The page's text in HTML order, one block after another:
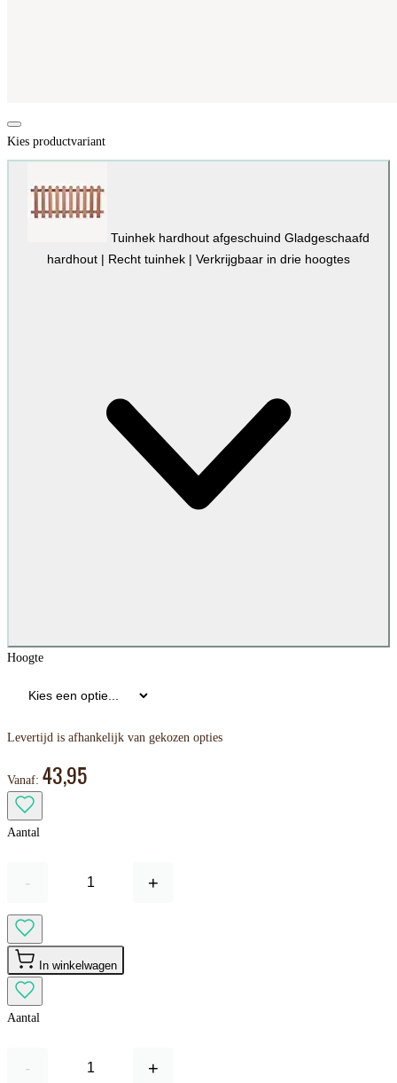
Kies productvariant
Tuinhek hardhout afgeschuind Gladgeschaafd
hardhout | Recht tuinhek | Verkrijgbaar in drie hoogtes
Hoogte
Levertijd is afhankelijk van gekozen opties
Vanaf: 43,95
Aantal
- +
In winkelwagen
Aantal
- +